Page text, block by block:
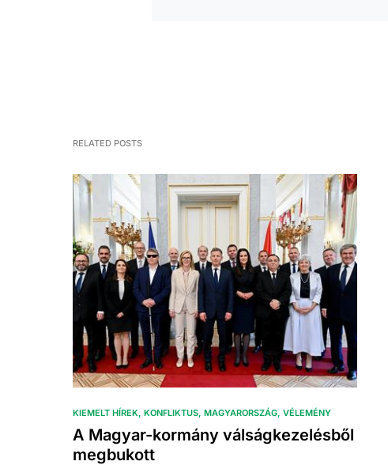
RELATED POSTS
KIEMELT HÍREK KONFLIKTUS MAGYARORSZÁG VÉLEMÉNY
A Magyar-kormány válságkezelésből
megbukott